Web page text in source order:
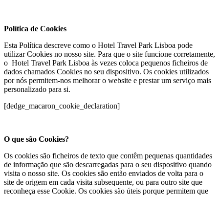
Política de Cookies
Esta Política descreve como o Hotel Travel Park Lisboa pode
utilizar Cookies no nosso site. Para que o site funcione corretamente,
o Hotel Travel Park Lisboa às vezes coloca pequenos ficheiros de
dados chamados Cookies no seu dispositivo. Os cookies utilizados
por nós permitem-nos melhorar o website e prestar um serviço mais
personalizado para si.
[dedge_macaron_cookie_declaration]
O que são Cookies?
Os cookies são ficheiros de texto que contêm pequenas quantidades
de informação que são descarregadas para o seu dispositivo quando
visita o nosso site. Os cookies são então enviados de volta para o
site de origem em cada visita subsequente, ou para outro site que
reconheça esse Cookie. Os cookies são úteis porque permitem que